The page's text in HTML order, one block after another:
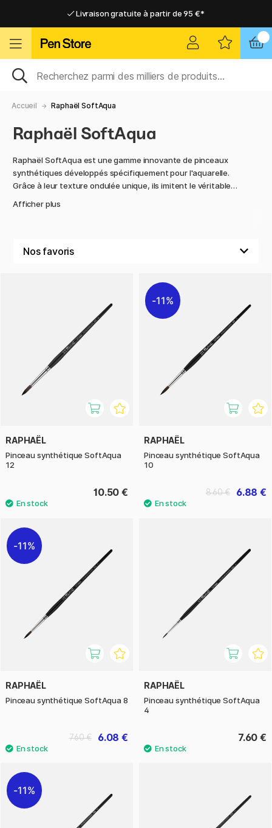
Livraison gratuite à partir de 95 €*
Livraison domicile ou point relais
Livraison gratuite à partir de 95 €*
Livraison domicile ou point relais
Accueil Raphaël SoftAqua
Raphaël SoftAqua
Raphaël SoftAqua est une gamme innovante de pinceaux
synthétiques développés spécifiquement pour l'aquarelle.
Grâce à leur texture ondulée unique, ils imitent le véritable
de l'eau et de la couleur - en fait, jusqu'à deux fois plus que
remplissage minimal.
idéaux pour les grandes surfaces et les détails plus précis. Ils
libèrent la couleur de manière uniforme et contrôlée, ce qui
permet à l'artiste de travailler de manière naturelle et fluide.
SoftAqua convient à tous les types de techniques
d'aquarelle et convient aussi bien aux débutants qu'aux
peintres plus expérimentés.
Si vous recherchez un pinceau de haute qualité,
respectueux des animaux et doté d'une capacité de
rétention d'eau exceptionnelle, Raphaël SoftAqua est le
choix qui s'impose. Un classique moderne de l'aquarelle.
Afficher plus
RAPHAËL
Pinceau synthétique SoftAqua
12
10.50 €
11%
RAPHAËL
Pinceau synthétique SoftAqua
10
6.88 €
8.60 €
11%
RAPHAËL
Pinceau synthétique SoftAqua 8
6.08 €
7.60 €
RAPHAËL
Pinceau synthétique SoftAqua
4
7.60 €
11%